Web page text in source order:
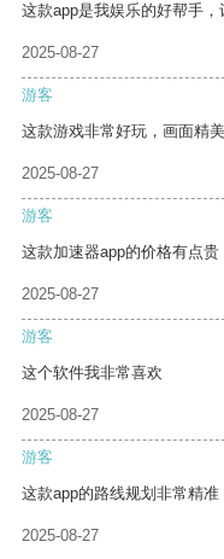
这款app是我娱乐的好帮手，
2025-08-27
游客
这款游戏非常好玩，画面精美
2025-08-27
游客
这款加速器app的价格有点贵
2025-08-27
游客
这个软件我非常喜欢
2025-08-27
游客
这款app的路线规划非常精准
2025-08-27